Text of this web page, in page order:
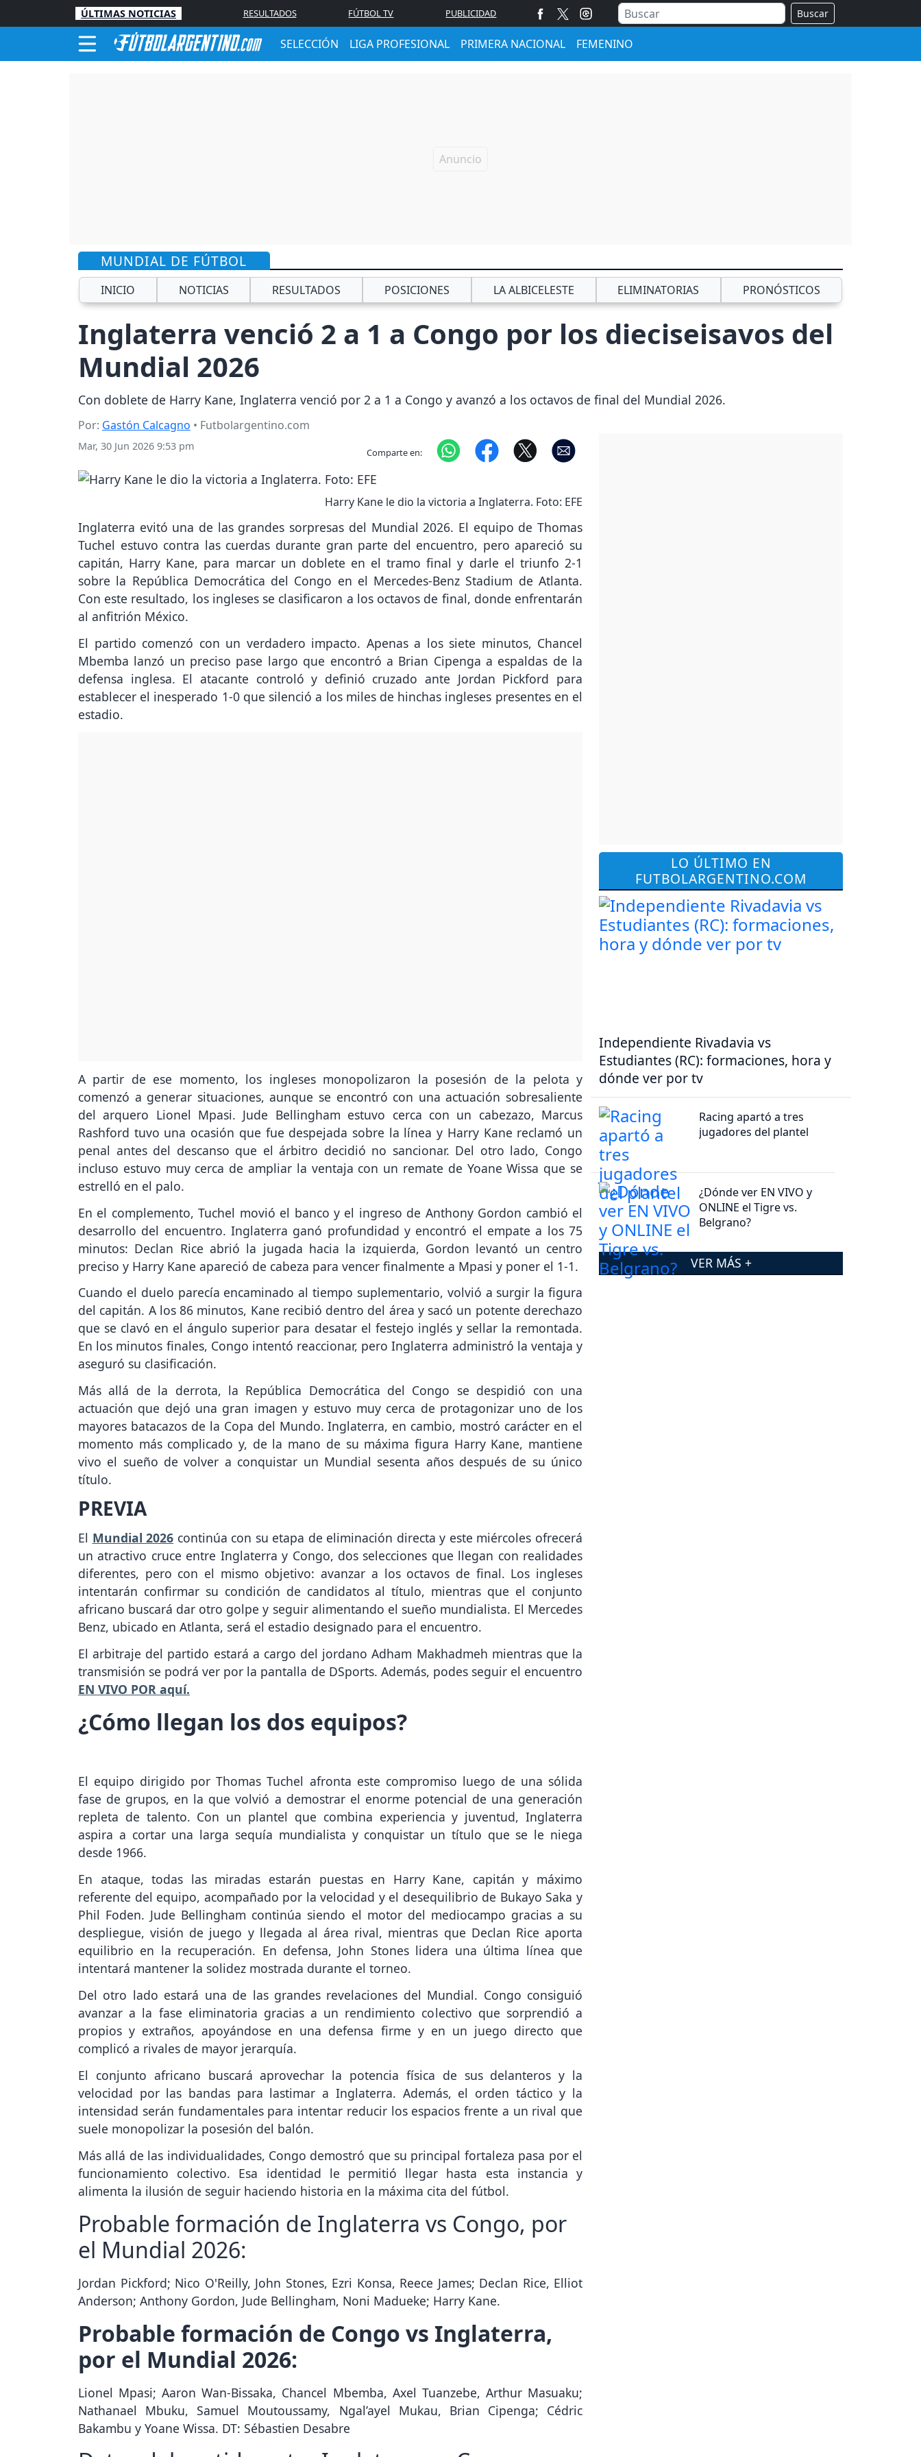
ÚLTIMAS NOTICIAS RESULTADOS FÚTBOL TV PUBLICIDAD Buscar
SELECCIÓN LIGA PROFESIONAL PRIMERA NACIONAL FEMENINO
MUNDIAL DE FÚTBOL
INICIO NOTICIAS RESULTADOS POSICIONES LA ALBICELESTE ELIMINATORIAS PRONÓSTICOS
Inglaterra venció 2 a 1 a Congo por los dieciseisavos del
Mundial 2026
Con doblete de Harry Kane, Inglaterra venció por 2 a 1 a Congo y avanzó a los octavos de final del Mundial 2026.
Por: Gastón Calcagno • Futbolargentino.com
Mar, 30 Jun 2026 9:53 pm Comparte en:
Harry Kane le dio la victoria a Inglaterra. Foto: EFE
Inglaterra evitó una de las grandes sorpresas del Mundial 2026. El equipo de Thomas
Tuchel estuvo contra las cuerdas durante gran parte del encuentro, pero apareció su
capitán, Harry Kane, para marcar un doblete en el tramo final y darle el triunfo 2-1
sobre la República Democrática del Congo en el Mercedes-Benz Stadium de Atlanta.
Con este resultado, los ingleses se clasificaron a los octavos de final, donde enfrentarán
al anfitrión México.
El partido comenzó con un verdadero impacto. Apenas a los siete minutos, Chancel
Mbemba lanzó un preciso pase largo que encontró a Brian Cipenga a espaldas de la
defensa inglesa. El atacante controló y definió cruzado ante Jordan Pickford para
establecer el inesperado 1-0 que silenció a los miles de hinchas ingleses presentes en el
estadio.
A partir de ese momento, los ingleses monopolizaron la posesión de la pelota y
comenzó a generar situaciones, aunque se encontró con una actuación sobresaliente
del arquero Lionel Mpasi. Jude Bellingham estuvo cerca con un cabezazo, Marcus
Rashford tuvo una ocasión que fue despejada sobre la línea y Harry Kane reclamó un
penal antes del descanso que el árbitro decidió no sancionar. Del otro lado, Congo
incluso estuvo muy cerca de ampliar la ventaja con un remate de Yoane Wissa que se
estrelló en el palo.
En el complemento, Tuchel movió el banco y el ingreso de Anthony Gordon cambió el
desarrollo del encuentro. Inglaterra ganó profundidad y encontró el empate a los 75
minutos: Declan Rice abrió la jugada hacia la izquierda, Gordon levantó un centro
preciso y Harry Kane apareció de cabeza para vencer finalmente a Mpasi y poner el 1-1.
Cuando el duelo parecía encaminado al tiempo suplementario, volvió a surgir la figura
del capitán. A los 86 minutos, Kane recibió dentro del área y sacó un potente derechazo
que se clavó en el ángulo superior para desatar el festejo inglés y sellar la remontada.
En los minutos finales, Congo intentó reaccionar, pero Inglaterra administró la ventaja y
aseguró su clasificación.
Más allá de la derrota, la República Democrática del Congo se despidió con una
actuación que dejó una gran imagen y estuvo muy cerca de protagonizar uno de los
mayores batacazos de la Copa del Mundo. Inglaterra, en cambio, mostró carácter en el
momento más complicado y, de la mano de su máxima figura Harry Kane, mantiene
vivo el sueño de volver a conquistar un Mundial sesenta años después de su único
título.
PREVIA
El Mundial 2026 continúa con su etapa de eliminación directa y este miércoles ofrecerá
un atractivo cruce entre Inglaterra y Congo, dos selecciones que llegan con realidades
diferentes, pero con el mismo objetivo: avanzar a los octavos de final. Los ingleses
intentarán confirmar su condición de candidatos al título, mientras que el conjunto
africano buscará dar otro golpe y seguir alimentando el sueño mundialista. El Mercedes
Benz, ubicado en Atlanta, será el estadio designado para el encuentro.
El arbitraje del partido estará a cargo del jordano Adham Makhadmeh mientras que la
transmisión se podrá ver por la pantalla de DSports. Además, podes seguir el encuentro
EN VIVO POR aquí.
¿Cómo llegan los dos equipos?
El equipo dirigido por Thomas Tuchel afronta este compromiso luego de una sólida
fase de grupos, en la que volvió a demostrar el enorme potencial de una generación
repleta de talento. Con un plantel que combina experiencia y juventud, Inglaterra
aspira a cortar una larga sequía mundialista y conquistar un título que se le niega
desde 1966.
En ataque, todas las miradas estarán puestas en Harry Kane, capitán y máximo
referente del equipo, acompañado por la velocidad y el desequilibrio de Bukayo Saka y
Phil Foden. Jude Bellingham continúa siendo el motor del mediocampo gracias a su
despliegue, visión de juego y llegada al área rival, mientras que Declan Rice aporta
equilibrio en la recuperación. En defensa, John Stones lidera una última línea que
intentará mantener la solidez mostrada durante el torneo.
Del otro lado estará una de las grandes revelaciones del Mundial. Congo consiguió
avanzar a la fase eliminatoria gracias a un rendimiento colectivo que sorprendió a
propios y extraños, apoyándose en una defensa firme y en un juego directo que
complicó a rivales de mayor jerarquía.
El conjunto africano buscará aprovechar la potencia física de sus delanteros y la
velocidad por las bandas para lastimar a Inglaterra. Además, el orden táctico y la
intensidad serán fundamentales para intentar reducir los espacios frente a un rival que
suele monopolizar la posesión del balón.
Más allá de las individualidades, Congo demostró que su principal fortaleza pasa por el
funcionamiento colectivo. Esa identidad le permitió llegar hasta esta instancia y
alimenta la ilusión de seguir haciendo historia en la máxima cita del fútbol.
Probable formación de Inglaterra vs Congo, por
el Mundial 2026:
Jordan Pickford; Nico O'Reilly, John Stones, Ezri Konsa, Reece James; Declan Rice, Elliot
Anderson; Anthony Gordon, Jude Bellingham, Noni Madueke; Harry Kane.
Probable formación de Congo vs Inglaterra,
por el Mundial 2026:
Lionel Mpasi; Aaron Wan-Bissaka, Chancel Mbemba, Axel Tuanzebe, Arthur Masuaku;
Nathanael Mbuku, Samuel Moutoussamy, Ngal’ayel Mukau, Brian Cipenga; Cédric
Bakambu y Yoane Wissa. DT: Sébastien Desabre
LO ÚLTIMO EN
FUTBOLARGENTINO.COM
Independiente Rivadavia vs
Estudiantes (RC): formaciones, hora y
dónde ver por tv
Racing apartó a tres
jugadores del plantel
¿Dónde ver EN VIVO y
ONLINE el Tigre vs.
Belgrano?
VER MÁS +